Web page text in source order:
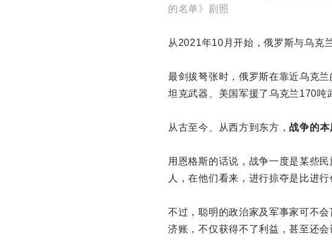
的名单》剧照
从2021年10月开始，俄罗斯与乌克
最剑拔弩张时，俄罗斯在靠近乌克
坦克武器、美国军援了乌克兰170吨
从古至今、从西方到东方，战争的本
用恩格斯的话说，战争一度是某些
人，在他们看来，进行掠夺是比进
不过，聪明的政治家及军事家可不
济账，不仅获得不了利益，甚至还会